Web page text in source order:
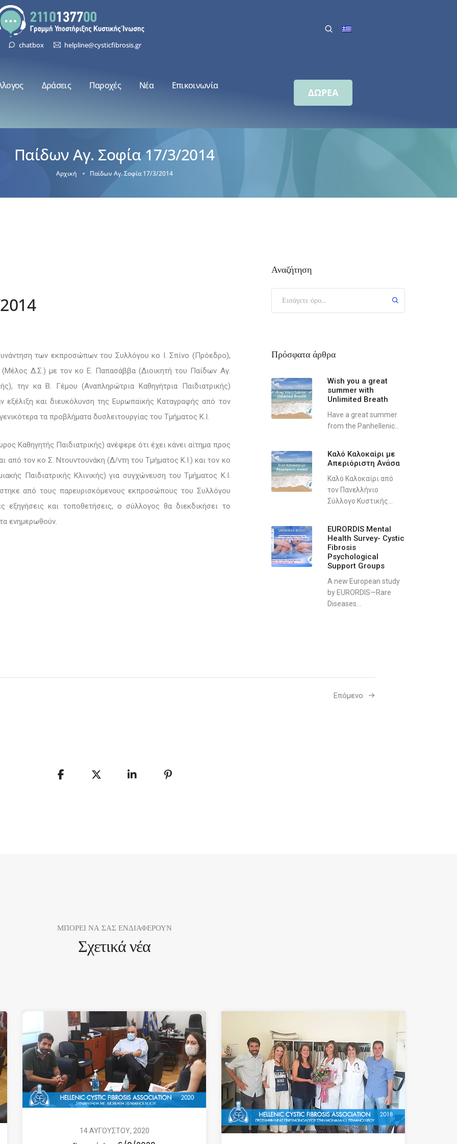
chatbox helpline@cysticfibrosis.gr
Δράσεις Παροχές Νέα Επικοινωνία
ΔΩΡΕΑ
Παίδων Αγ. Σοφία 17/3/2014
Αρχική Παίδων Αγ. Σοφία 17/3/2014
των εκπροσώπων του Συλλόγου κο Ι. Σπίνο (Πρόεδρο),
(Μέλος Δ.Σ.)με τονκο Ε. Παπασάββα (Διοικητή του Παίδων Αγ.
την κα Β. Γέμου (Αναπληρώτρια Καθηγήτρια Παιδιατρικής)
εξέλιξη και διευκόλυνση της Ευρωπαϊκής Καταγραφής από τον
τα προβλήματα δυσλειτουργίας του Τμήματος Κ.Ι.
Καθηγητής Παιδιατρικής) ανέφερε ότι έχει κάνει αίτημα προς
από τον κο Σ. Ντουντουνάκη (Δ/ντη του Τμήματος Κ.Ι.) και τον κο
Παιδιατρικής Κλινικής) για συγχώνευση του Τμήματος Κ.Ι.
από τους παρευρισκόμενους εκπροσώπους του Συλλόγου
και τοποθετήσεις, ο σύλλογος θα διεκδικήσει το
ενημερωθούν.
Αναζήτηση
Πρόσφατα άρθρα
Wish you a great
summer with
Unlimited Breath
Have a great summer
from the Panhellenic...
Καλό Καλοκαίρι με
Απεριόριστη Ανάσα
Καλό Καλοκαίρι από
τον Πανελλήνιο
Σύλλογο Κυστικής...
EURORDIS Mental
Health Survey- Cystic
Fibrosis
Psychological
Support Groups
A new European study
by EURORDIS—Rare
Diseases...
Επόμενο
ΜΠΟΡΕΙ ΝΑ ΣΑΣ ΕΝΔΙΑΦΕΡΟΥΝ
Σχετικά νέα
14 ΑΥΓΟΥΣΤΟΥ, 2020